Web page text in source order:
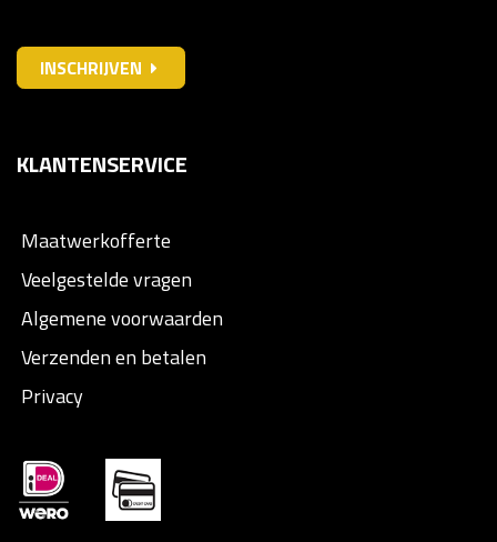
INSCHRIJVEN
KLANTENSERVICE
Maatwerkofferte
Veelgestelde vragen
Algemene voorwaarden
Verzenden en betalen
Privacy